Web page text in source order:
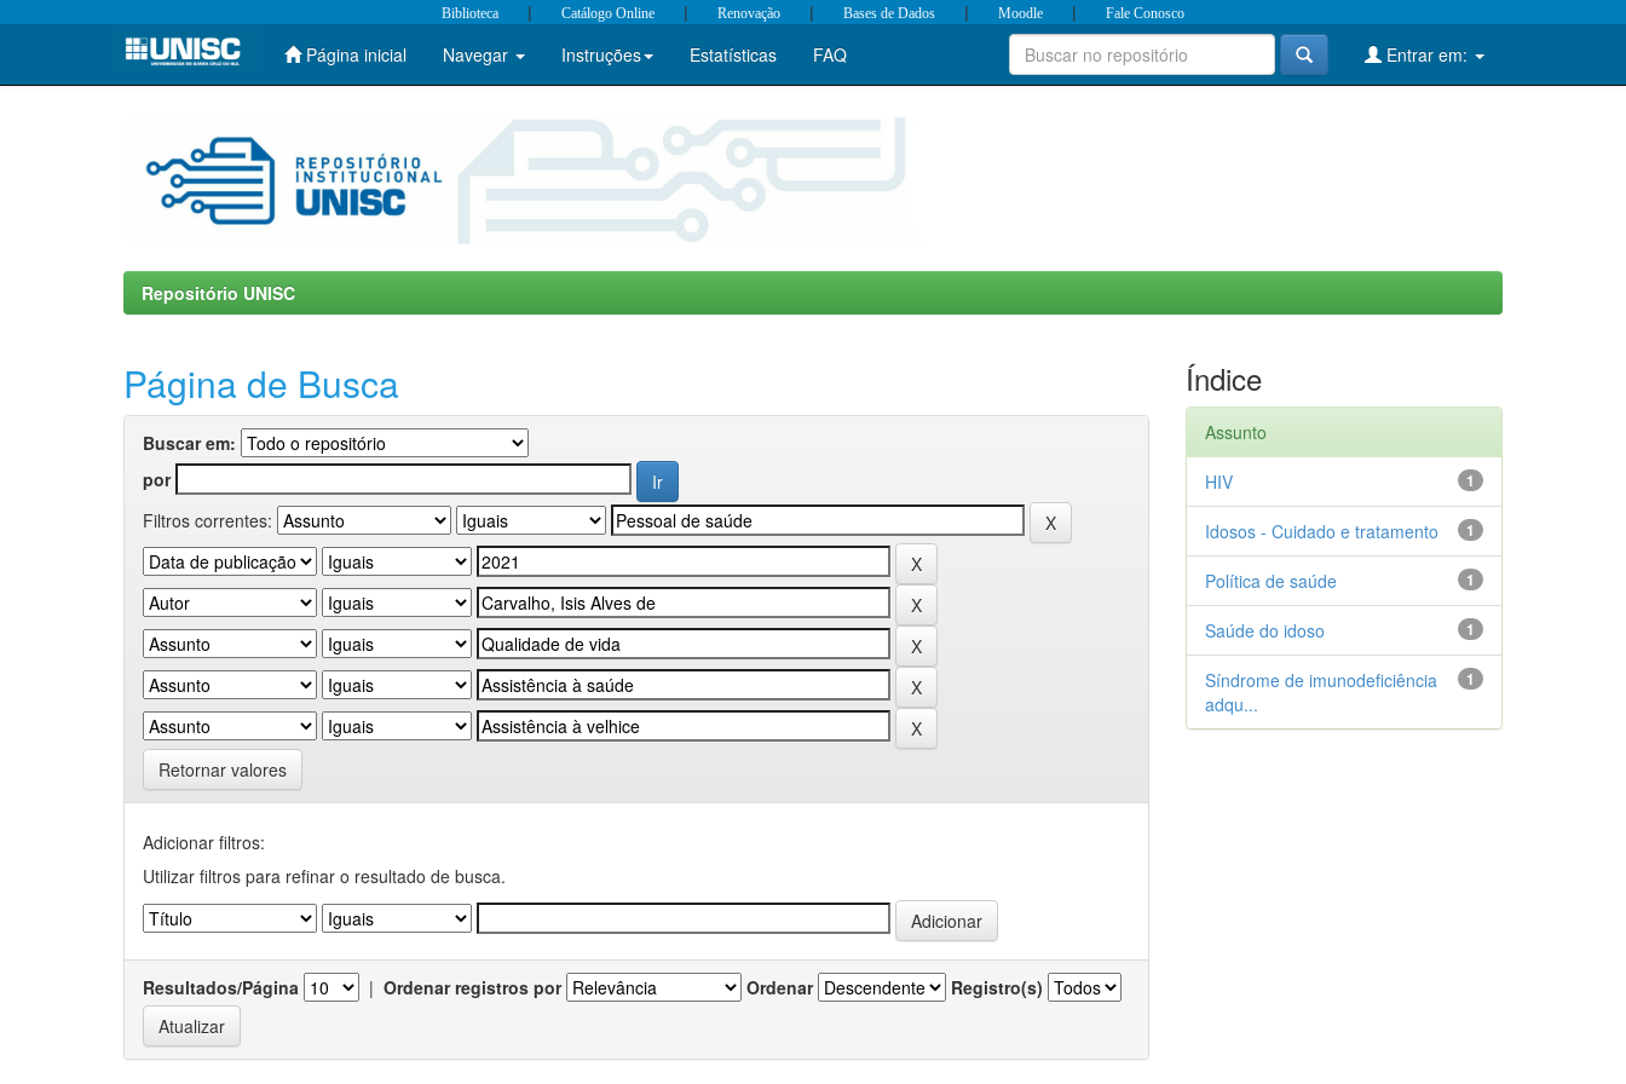
Skip
Biblioteca | Catálogo Online | Renovação | Bases de Dados | Moodle | Fale Conosco
Página inicial Navegar Instruções Estatísticas FAQ Entrar em:
Repositório UNISC
Página de Busca
Buscar em:
por
Filtros correntes:
Retornar valores
Adicionar filtros:
Utilizar filtros para refinar o resultado de busca.
Resultados/Página | Ordenar registros por Ordenar Registro(s)
Índice
Assunto
1
HIV
1
Idosos - Cuidado e tratamento
1
Política de saúde
1
Saúde do idoso
1
Síndrome de imunodeficiência
adqu...